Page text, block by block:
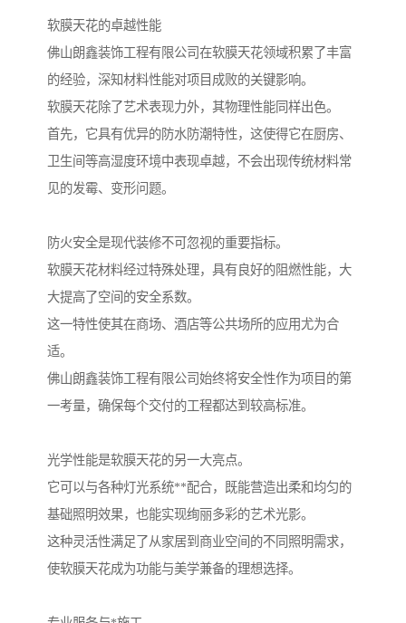
软膜天花的卓越性能
佛山朗鑫装饰工程有限公司在软膜天花领域积累了丰富
的经验，深知材料性能对项目成败的关键影响。
软膜天花除了艺术表现力外，其物理性能同样出色。
首先，它具有优异的防水防潮特性，这使得它在厨房、
卫生间等高湿度环境中表现卓越，不会出现传统材料常
见的发霉、变形问题。
防火安全是现代装修不可忽视的重要指标。
软膜天花材料经过特殊处理，具有良好的阻燃性能，大
大提高了空间的安全系数。
这一特性使其在商场、酒店等公共场所的应用尤为合
适。
佛山朗鑫装饰工程有限公司始终将安全性作为项目的第
一考量，确保每个交付的工程都达到较高标准。
光学性能是软膜天花的另一大亮点。
它可以与各种灯光系统**配合，既能营造出柔和均匀的
基础照明效果，也能实现绚丽多彩的艺术光影。
这种灵活性满足了从家居到商业空间的不同照明需求，
使软膜天花成为功能与美学兼备的理想选择。